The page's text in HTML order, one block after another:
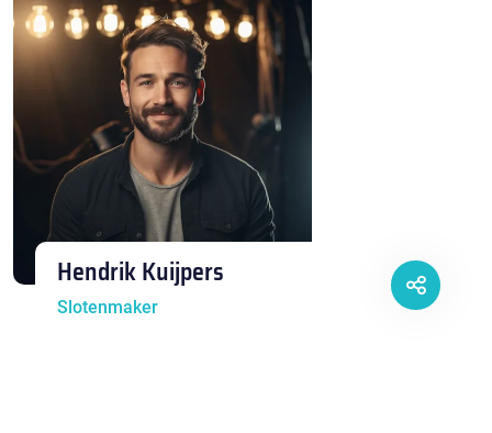
Hendrik Kuijpers
Slotenmaker